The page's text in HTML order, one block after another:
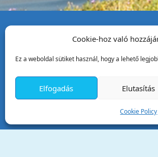
Cookie-hoz való
Ez a weboldal sütiket használ, hogy a lehető
Elfogadás Elutasítás
Cookie Policy
Tata
2890 Tata,
+36 34 /
Email: